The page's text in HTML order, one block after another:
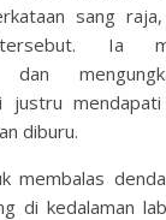
sang
Ia
dan
diburu.
membalas
di kedalaman